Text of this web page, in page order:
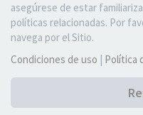
asegúrese de estar
políticas relacionadas. Por
navega por el Sitio.
Condiciones de uso | Política